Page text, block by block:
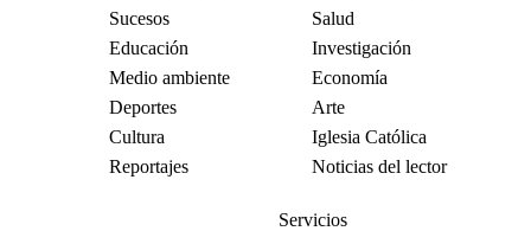
Sucesos
Salud
Educación
Investigación
Medio ambiente
Economía
Deportes
Arte
Cultura
Iglesia Católica
Reportajes
Noticias del lector
Servicios